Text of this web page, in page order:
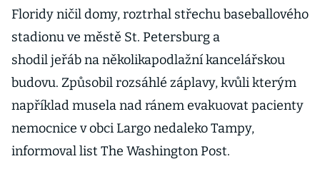
Floridy ničil domy, roztrhal střechu baseballového
stadionu ve městě St. Petersburg a
shodil jeřáb na několikapodlažní kancelářskou
budovu. Způsobil rozsáhlé záplavy, kvůli kterým
například musela nad ránem evakuovat pacienty
nemocnice v obci Largo nedaleko Tampy,
informoval list The Washington Post.